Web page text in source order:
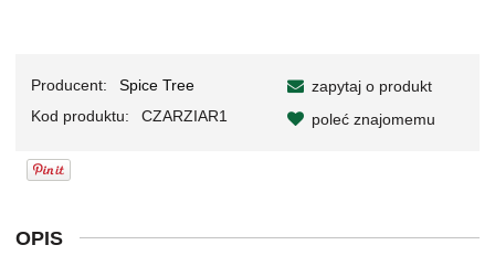
Producent:
Spice Tree
Kod produktu:
CZARZIAR1
zapytaj o produkt
poleć znajomemu
OPIS